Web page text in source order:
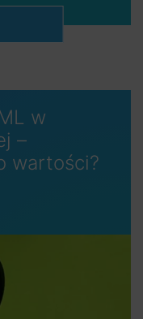
w
–
wartości?